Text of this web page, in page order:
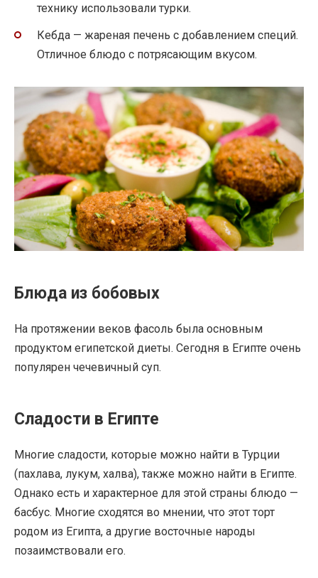
технику использовали турки.
Кебда — жареная печень с добавлением специй.
Отличное блюдо с потрясающим вкусом.
Блюда из бобовых
На протяжении веков фасоль была основным
продуктом египетской диеты. Сегодня в Египте очень
популярен чечевичный суп.
Сладости в Египте
Многие сладости, которые можно найти в Турции
(пахлава, лукум, халва), также можно найти в Египте.
Однако есть и характерное для этой страны блюдо —
басбус. Многие сходятся во мнении, что этот торт
родом из Египта, а другие восточные народы
позаимствовали его.